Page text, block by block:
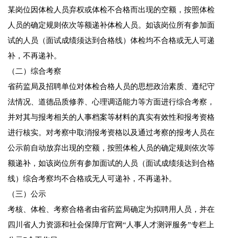
某岗位因体检人员弃权或体检不合格而出现的空额，按照体检
人员的确定规则依次等额递补体检人员。如该岗位所有参加面
试的人员（面试成绩须达到合格线）体检均不合格或无人可递
补，不再递补。
（二）综合考察
省药监局及招聘单位对体检合格人员的思想政治素质、遵纪守
法情况、道德品质修养、心理调适能力等方面进行综合考察，
并对其与报考相关的人事档案等材料的真实有效性和报考资格
进行核实。对考察中取消报考资格以及通过考察的报考人员在
公示前自动放弃出现的空额，按照体检人员的确定规则依次等
额递补，如该岗位所有参加面试的人员（面试成绩须达到合格
线）综合考察均不合格或无人可递补，不再递补。
（三）公示
考核、体检、考察合格者由省药监局确定为拟聘用人员，并在
四川省人力资源和社会保障厅官网“人事人才测评服务”专栏上